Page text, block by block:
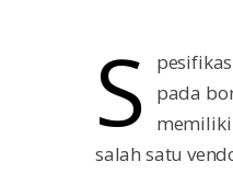
S
pada
salah satu